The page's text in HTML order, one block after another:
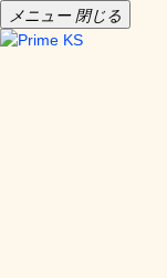
メニュー 閉じる